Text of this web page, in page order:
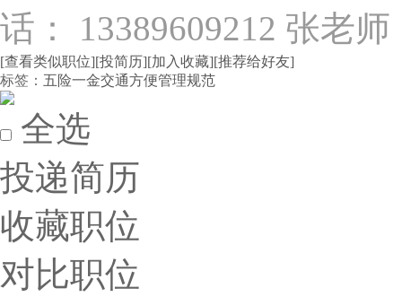
话： 13389609212 张老师
[查看类似职位][投简历][加入收藏][推荐给好友]
标签： 五险一金交通方便管理规范
全选
投递简历
收藏职位
对比职位